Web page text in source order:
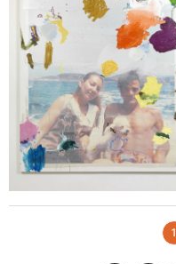
Navigazione eventi1